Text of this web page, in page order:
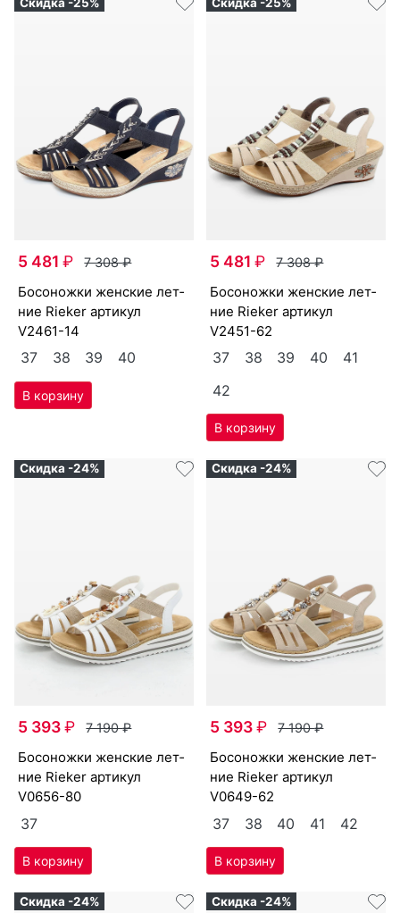
5 481₽ 7 308₽
бо­сонож­ки женс­кие лет­
ние Ri­eker артикул
V2461-14
37 38 39 40
5 481₽ 7 308₽
бо­сонож­ки женс­кие лет­
ние Ri­eker артикул
V2451-62
37 38 39 40
41
42
Скидка -24%
5 393₽ 7 190₽
бо­сонож­ки женс­кие лет­
ние Ri­eker артикул
V0656-80
37
Скидка -24%
5 393₽ 7 190₽
бо­сонож­ки женс­кие лет­
ние Ri­eker артикул
V0649-62
37 38 40 41 42
Скидка -24% Скидка -24%